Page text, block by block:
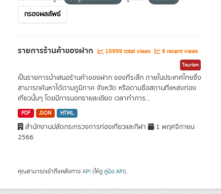
กรองผลลัพธ์
รายการร้านค้าของฝาก 16999 total views 9 recent views
Tourism
เป็นรายการนำเสนอร้านค้าของฝาก ของที่ระลึก ภายในประเทศไทยซึ่ง
สามารถค้นหาได้ตามภูมิภาค จังหวัด หรือตามชื่อสถานที่แหล่งท่อง
เที่ยวนั้นๆ โดยมีการบอกรายละเอียด เวลาทำการ...
PDF JSON HTML
สำนักงานปลัดกระทรวงการท่องเที่ยวและกีฬา
1 พฤศจิกายน
2566
คุณสามารถเข้าถึงคลังทาง API (ให้ดู คู่มือ API).